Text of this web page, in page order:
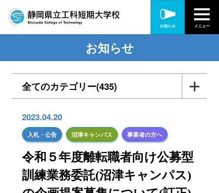
お知らせ メニュー
お知らせ
全てのカテゴリー(435)
静岡キャンパス(12)
沼津キャンパス(29)
各種訓練・研修(165)
2023.04.20
入札・公告 沼津キャンパス 事業者の方へ
令和５年度離転職者向け公募型
訓練業務委託(沼津キャンパス)